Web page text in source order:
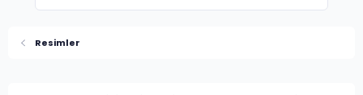
Resimler